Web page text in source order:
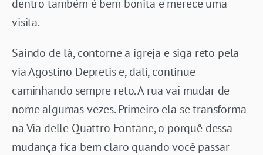
dentro também é bem bonita e merece uma
visita.
Saindo de lá, contorne a igreja e siga reto pela
via Agostino Depretis e, dali, continue
caminhando sempre reto. A rua vai mudar de
nome algumas vezes. Primeiro ela se transforma
na Via delle Quattro Fontane, o porquê dessa
mudança fica bem claro quando você passar